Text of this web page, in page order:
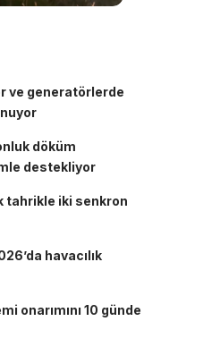
ve generatörlerde
döküm
destekliyor
tahrikle iki senkron
havacılık
onarımını 10 günde